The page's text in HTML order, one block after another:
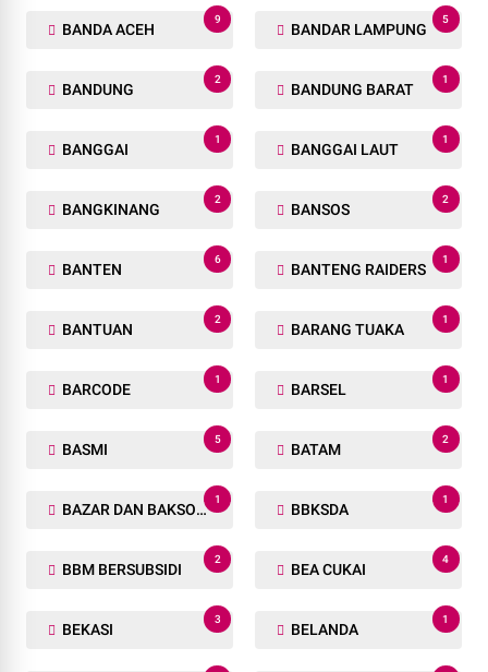
BANDA ACEH
9
BANDAR LAMPUNG
5
BANDUNG
2
BANDUNG BARAT
1
BANGGAI
1
BANGGAI LAUT
1
BANGKINANG
2
BANSOS
2
BANTEN
6
BANTENG RAIDERS
1
BANTUAN
2
BARANG TUAKA
1
BARCODE
1
BARSEL
1
BASMI
5
BATAM
2
BAZAR DAN BAKSOS RAMADHAN
1
BBKSDA
1
BBM BERSUBSIDI
2
BEA CUKAI
4
BEKASI
3
BELANDA
1